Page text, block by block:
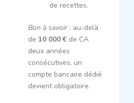
de recettes.
Bon à savoir: au-delà
de 10 000 €de CA
deux années
consécutives, un
compte bancaire dédié
devient obligatoire.